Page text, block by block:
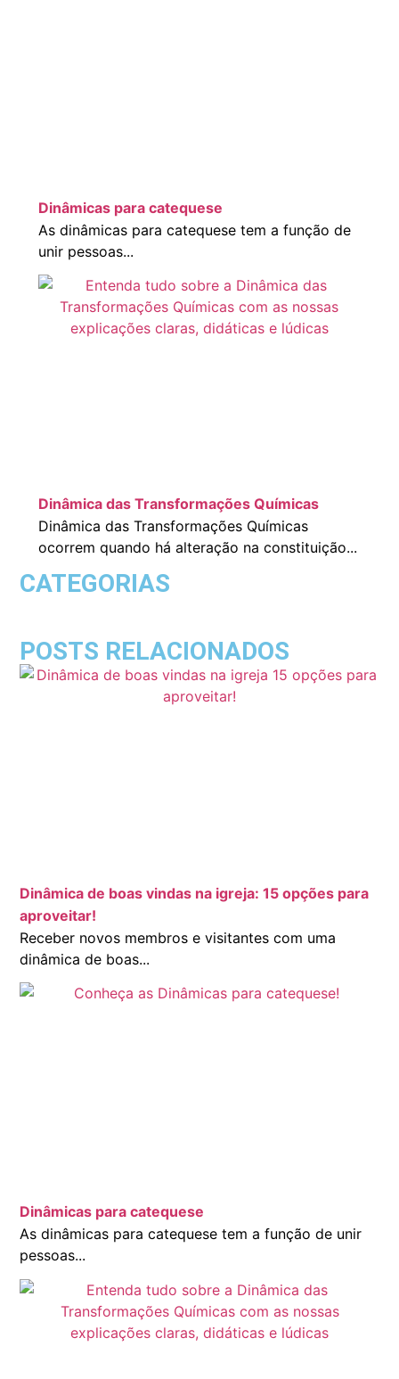
Dinâmicas para catequese
As dinâmicas para catequese tem a função de
unir pessoas...
Dinâmica das Transformações Químicas
Dinâmica das Transformações Químicas
ocorrem quando há alteração na constituição...
CATEGORIAS
POSTS RELACIONADOS
Dinâmica de boas vindas na igreja: 15 opções para
aproveitar!
Receber novos membros e visitantes com uma
dinâmica de boas...
Dinâmicas para catequese
As dinâmicas para catequese tem a função de unir
pessoas...